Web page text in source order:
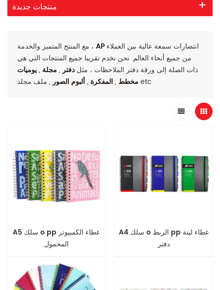
منتجات جديدة
مع المنتج المتميز والخدمة ، AP
من جميع أنحاء العالم. نحن نخدم تقريبا جميع المنتجات التي هي
ذات الصلة إلى ورقة دفتر الملاحظات ، مثل دفتر, مجلة ,يوميات
مخطط ,المفكرة ,ألبوم الصور , ملف مجلد etc
A5 سلك o pp غطاء الكمبيوتر
المحمول
A4 سلك o الربط pp غطاء لينة
دفتر